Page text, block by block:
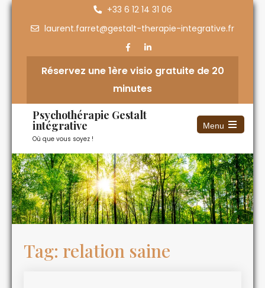
+33 6 12 14 31 06
laurent.farret@gestalt-therapie-integrative.fr
Réservez une 1ère visio gratuite de 20
minutes
Psychothérapie Gestalt
intégrative
Où que vous soyez !
Menu
Tag: relation saine